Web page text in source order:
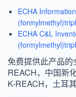
ECHA
ECHA C&L
免费提供此产品
REACH，中国新
K-REACH，土耳